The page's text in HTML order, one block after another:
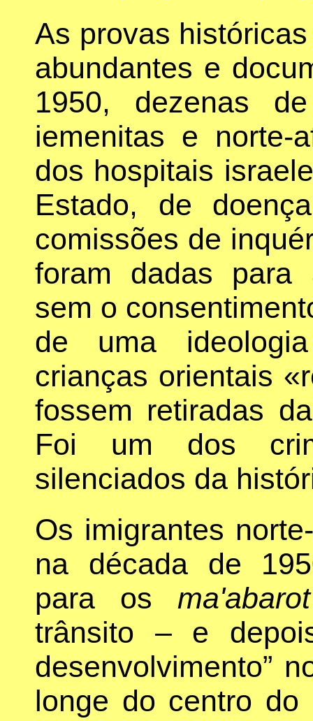
As provas
abundantes e
1950, dezenas
iemenitas e norte-
dos hospitais
Estado, de
comissões de
foram dadas para
sem o
de uma
crianças orientais
fossem retiradas
Foi um dos
silenciados da
Os imigrantes
na década de
para os ma'abarot
trânsito – e
desenvolvimento”
longe do centro do